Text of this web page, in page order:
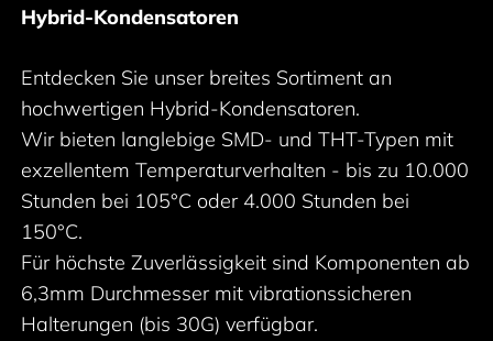
Hybrid-Kondensatoren
Entdecken Sie unser breites Sortiment an
hochwertigen Hybrid-Kondensatoren.
Wir bieten langlebige SMD- und THT-Typen mit
exzellentem Temperaturverhalten - bis zu 10.000
Stunden bei 105°C oder 4.000 Stunden bei
150°C.
Für höchste Zuverlässigkeit sind Komponenten ab
6,3mm Durchmesser mit vibrationssicheren
Halterungen (bis 30G) verfügbar.